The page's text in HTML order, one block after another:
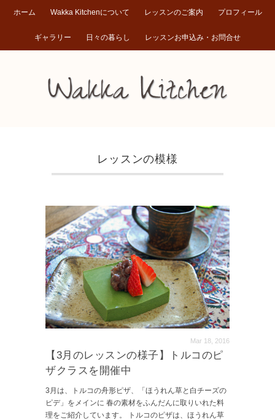
ホーム Wakka Kitchenについて レッスンのご案内 プロフィール
ギャラリー 日々の暮らし レッスンお申込み・お問合せ
レッスンの模様
Mar 18, 2016
【3月のレッスンの様子】トルコのピ
ザクラスを開催中
3月は、トルコの舟形ピザ、「ほうれん草と白チーズの
ピデ」をメインに 春の素材をふんだんに取りいれた料
理をご紹介しています。 トルコのピザは、ほうれん草